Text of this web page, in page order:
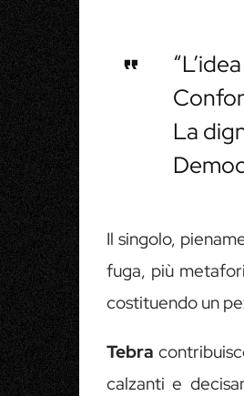
La
Il singolo,
fuga, più
costituendo un
Tebra
calzanti e